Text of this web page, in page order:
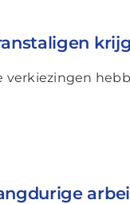
verkiezingen